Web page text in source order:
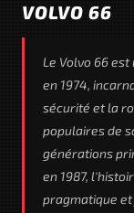
VOLVO 66
Le Volvo 66
en 1974,
sécurité et la
populaires de
générations
en 1987,
pragmatique